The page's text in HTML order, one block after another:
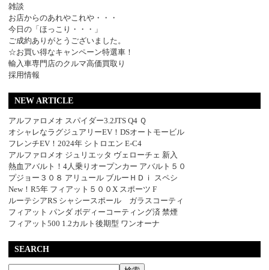
雑談
お店からのあれやこれや・・・
今日の「ほっこり・・・」
ご成約ありがとうございました。
☆お買い得なキャンペーン特選車！
輸入車専門店のクルマ高価買取り
採用情報
NEW ARTICLE
アルファロメオ スパイダー3.2JTS Q4 Ｑ
オシャレなラグジュアリーEV！DSオートモービル
フレンチEV！2024年 シトロエン E-C4
アルファロメオ ジュリエッタ ヴェローチェ 新入
熱血アバルト！4人乗りオープンカー アバルト５０
プジョー３０８ アリュール ブルーＨＤｉ スペシ
New！R5年 フィアット５００X スポーツ F
ルーテシアRS シャシースポール ガラスコーティ
フィアット パンダ ボディーコーティング済 禁煙
フィアット500 1.2カルト後期型 ワンオーナ
SEARCH